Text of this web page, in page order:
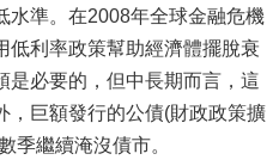
水準。在2008年全球金融危機
低利率政策幫助經濟體擺脫衰
是必要的，但中長期而言，這
，巨額發行的公債(財政政策擴
季繼續淹沒債市。